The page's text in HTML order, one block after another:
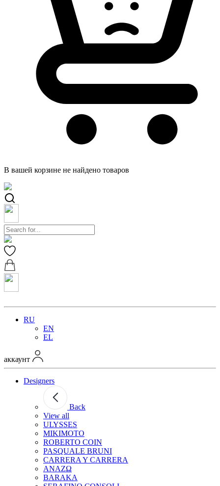
В вашей корзине не найдено товаров
RU
EN
EL
аккаунт
Designers
Back
View all
ULYSSES
MIKIMOTO
ROBERTO COIN
PASQUALE BRUNI
CARRERA Y CARRERA
ANAZΩ
BARAKA